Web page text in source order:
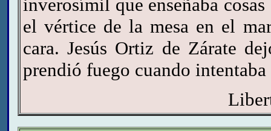
inverosímil que enseñaba
el vértice de la mesa en el
cara. Jesús Ortiz de Zárate
prendió fuego cuando